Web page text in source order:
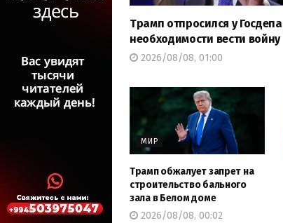
Трамп отпросился у
необходимости вести войну
2026/08/08, 01:00
МИР
Трамп обжалует запрет на
строительство бального
зала в Белом доме
2026/08/08, 00:02